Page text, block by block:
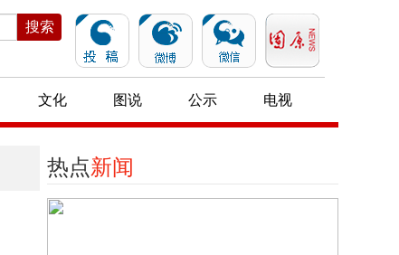
搜索
文化 图说 公示 电视
热点新闻